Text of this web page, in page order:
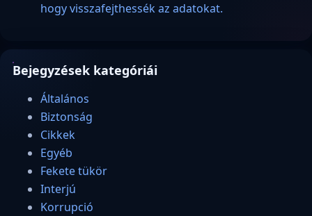
hogy visszafejthessék az adatokat.
Bejegyzések kategóriái
Általános
Biztonság
Cikkek
Egyéb
Fekete tükör
Interjú
Korrupció